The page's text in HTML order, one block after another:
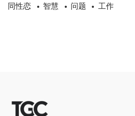
同性恋 • 智慧 • 问题 • 工作